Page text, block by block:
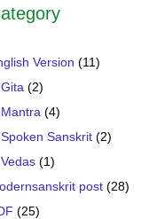
Version (11)
Gita (2)
Mantra (4)
Spoken Sanskrit (2)
Vedas (1)
post (28)
(25)